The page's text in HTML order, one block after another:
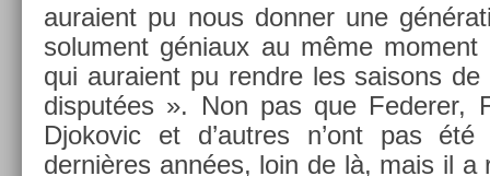
auraient pu nous donn­er une
solu­ment géniaux au même
qui auraient pu re­ndre les saisons
dis­put­ées ». Non pas que Feder­er,
Djokovic et d’aut­res n’ont pas
dernières années, loin de là, mais il a